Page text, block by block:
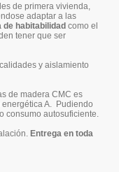
de primera vivienda,
adaptar a las
de habitabilidad como el
tener que ser
y aislamiento
de madera CMC es
A. Pudiendo
consumo autosuficiente.
Entrega en toda